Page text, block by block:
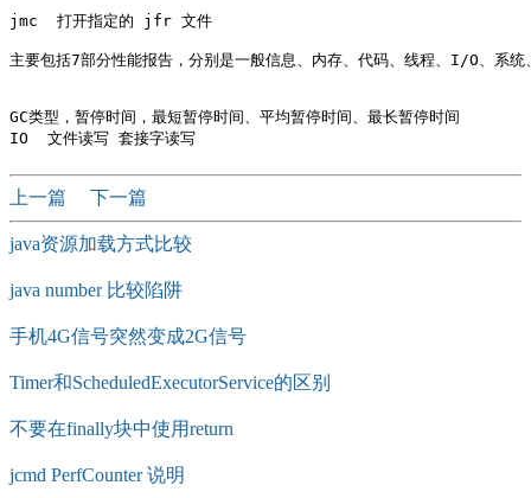
jmc  打开指定的 jfr 文件
主要包括7部分性能报告，分别是一般信息、内存、代码、线程、I/O、系统
GC类型，暂停时间，最短暂停时间、平均暂停时间、最长暂停时间
上一篇 下一篇
java资源加载方式比较
java number 比较陷阱
手机4G信号突然变成2G信号
Timer和ScheduledExecutorService的区别
不要在finally块中使用return
jcmd PerfCounter 说明